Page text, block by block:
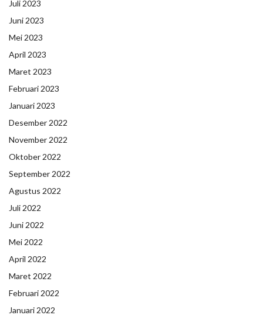
Juli 2023
Juni 2023
Mei 2023
April 2023
Maret 2023
Februari 2023
Januari 2023
Desember 2022
November 2022
Oktober 2022
September 2022
Agustus 2022
Juli 2022
Juni 2022
Mei 2022
April 2022
Maret 2022
Februari 2022
Januari 2022